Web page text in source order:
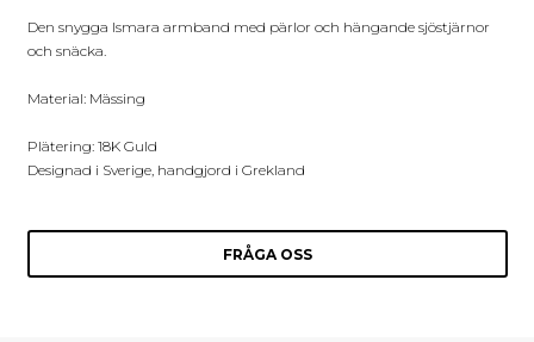
Den snygga Ismara armband med pärlor och hängande sjöstjärnor
och snäcka.
Material: Mässing
Plätering: 18K Guld
Designad i Sverige, handgjord i Grekland
FRÅGA OSS